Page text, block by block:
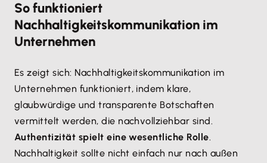
So funktioniert
Nachhaltigkeitskommunikation im
Unternehmen
Es zeigt sich: Nachhaltigkeitskommunikation im
Unternehmen funktioniert, indem klare,
glaubwürdige und transparente Botschaften
vermittelt werden, die nachvollziehbar sind.
Authentizität spielt eine wesentliche Rolle.
Nachhaltigkeit sollte nicht einfach nur nach außen